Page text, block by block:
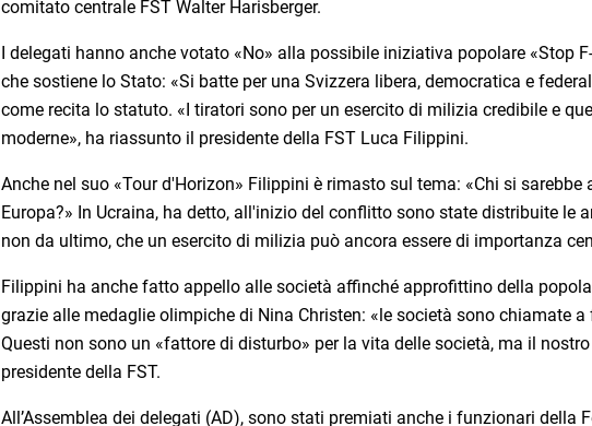
comitato centrale FST Walter Harisberger.
I delegati hanno anche votato «No» alla possibile iniziativa popolare «Stop
che sostiene lo Stato: «Si batte per una Svizzera libera, democratica e
come recita lo statuto. «I tiratori sono per un esercito di milizia credibile e
moderne», ha riassunto il presidente della FST Luca Filippini.
Anche nel suo «Tour d'Horizon» Filippini è rimasto sul tema: «Chi si
Europa?» In Ucraina, ha detto, all'inizio del conflitto sono state distribuite le
non da ultimo, che un esercito di milizia può ancora essere di importanza
Filippini ha anche fatto appello alle società affinché approfittino della
grazie alle medaglie olimpiche di Nina Christen: «le società sono chiamate
Questi non sono un «fattore di disturbo» per la vita delle società, ma il
presidente della FST.
All’Assemblea dei delegati (AD), sono stati premiati anche i funzionari della